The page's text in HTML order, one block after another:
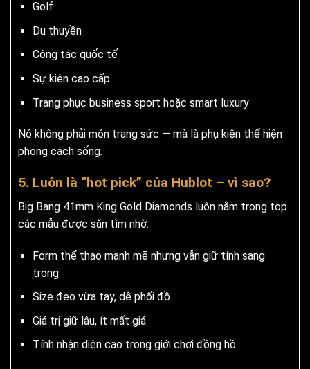
Golf
Du thuyền
Công tác quốc tế
Sự kiện cao cấp
Trang phục business sport hoặc smart luxury
Nó không phải món trang sức — mà là phụ kiện thể hiện
phong cách sống.
5. Luôn là “hot pick” của Hublot – vì sao?
Big Bang 41mm King Gold Diamonds luôn nằm trong top
các mẫu được săn tìm nhờ:
Form thể thao mạnh mẽ nhưng vẫn giữ tính sang
trọng
Size đeo vừa tay, dễ phối đồ
Giá trị giữ lâu, ít mất giá
Tính nhận diện cao trong giới chơi đồng hồ